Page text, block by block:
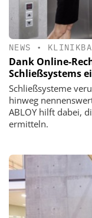
NEWS •
Dank Online-
Schließsystems
Schließsysteme
hinweg
ABLOY hilft dabei,
ermitteln.